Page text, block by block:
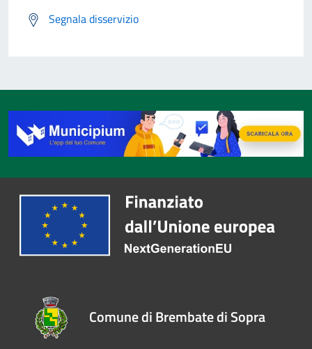
Segnala disservizio
Comune di Brembate di Sopra